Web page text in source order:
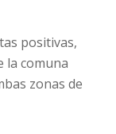
positivas,
la comuna
zonas de